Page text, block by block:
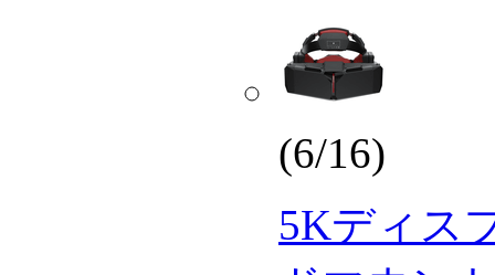
(6/16)
5Kディス